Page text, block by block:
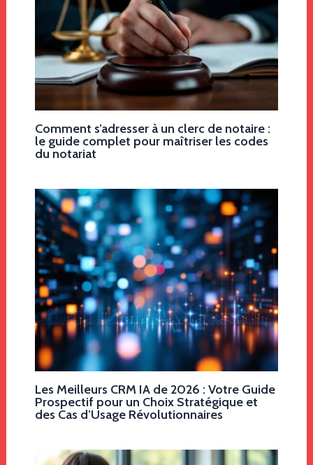
Comment s’adresser à un clerc de notaire :
le guide complet pour maîtriser les codes
du notariat
Les Meilleurs CRM IA de 2026 : Votre Guide
Prospectif pour un Choix Stratégique et
des Cas d’Usage Révolutionnaires